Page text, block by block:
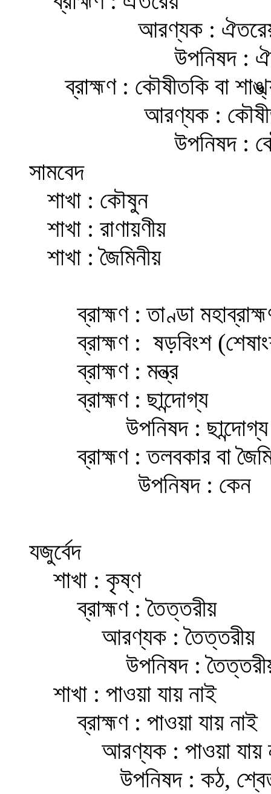
আরণ্যক :
উপনিষদ :
ব্রাহ্মণ : কৌষীতকি বা
আরণ্যক :
উপনিষদ :
সামবেদ
শাখা : কৌষুন
শাখা : রাণায়ণীয়
শাখা : জৈমিনীয়
ব্রাহ্মণ : তাণ্ডা মহাব্রাহ্মণ
ব্রাহ্মণ : ষড়বিংশ
ব্রাহ্মণ : মন্ত্র
ব্রাহ্মণ : ছান্দোগ্য
উপনিষদ : ছান্দোগ্য
ব্রাহ্মণ : তলবকার বা
উপনিষদ : কেন
যজুর্বেদ
শাখা : কৃষ্ণ
ব্রাহ্মণ : তৈত্তরীয়
আরণ্যক : তৈত্তরীয়
উপনিষদ :
শাখা : পাওয়া যায় নাই
ব্রাহ্মণ : পাওয়া যায় নাই
আরণ্যক : পাওয়া যায়
উপনিষদ : কঠ,